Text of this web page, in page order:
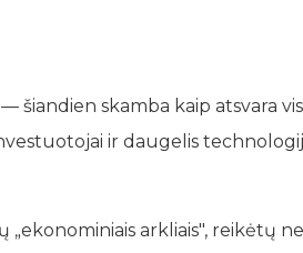
skamba kaip atsvara
ir daugelis
arkliais", reikėtų